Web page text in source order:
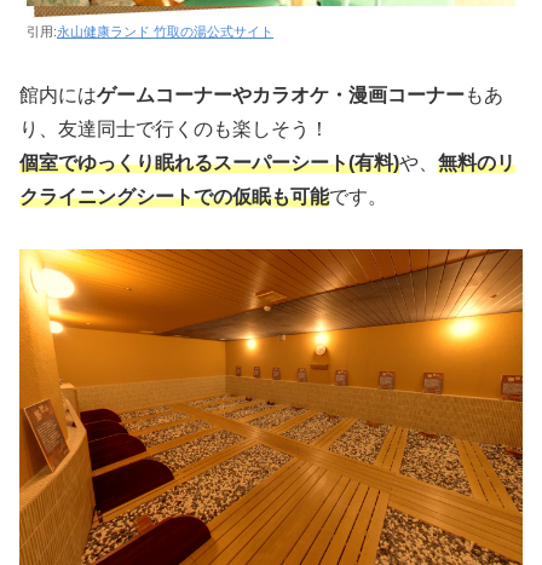
引用:永山健康ランド 竹取の湯公式サイト
館内にはゲームコーナーやカラオケ・漫画コーナーもあ
り、友達同士で行くのも楽しそう！
個室でゆっくり眠れるスーパーシート(有料)や、 無料のリ
クライニングシートでの仮眠も可能です。